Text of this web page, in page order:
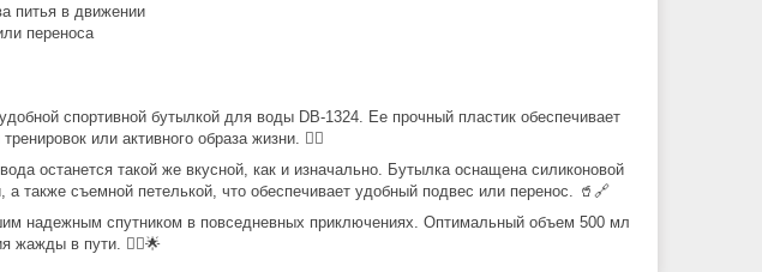
питья в движении
переноса
спортивной бутылкой для воды DB-1324. Ее прочный пластик обеспечивает
или активного образа жизни. 🚴‍♂️
останется такой же вкусной, как и изначально. Бутылка оснащена силиконовой
а также съемной петелькой, что обеспечивает удобный подвес или перенос. 🥤🔗
надежным спутником в повседневных приключениях. Оптимальный объем 500 мл
жажды в пути. 🚴‍♂️🌟